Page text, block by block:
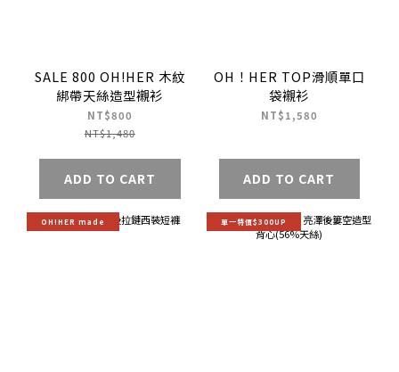
SALE 800 OH!HER 木紋
綁帶天絲造型襯衫
NT$800
NT$1,480
ADD TO CART
OH！HER TOP滑順單口
袋襯衫
NT$1,580
ADD TO CART
OH!HER made 單一特價$300UP